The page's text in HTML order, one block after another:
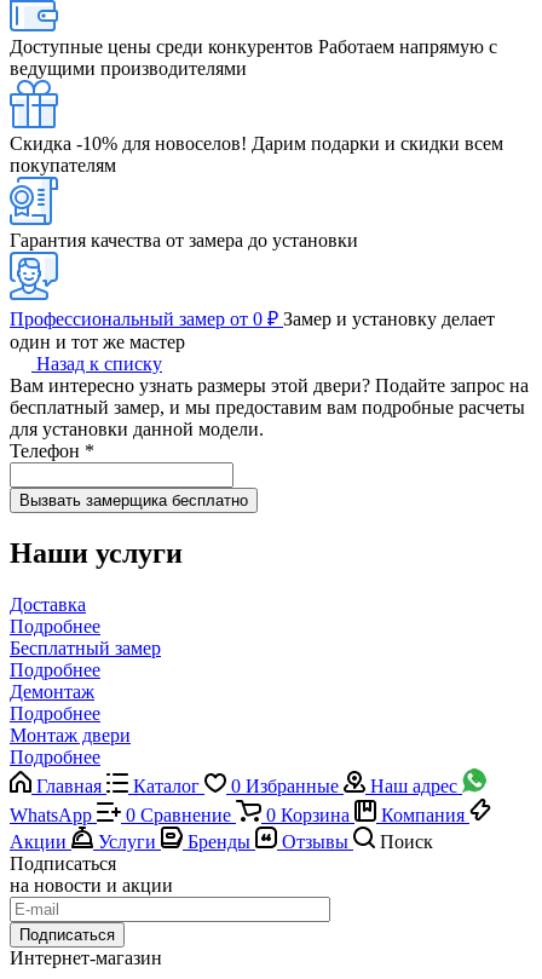
Доступные цены среди конкурентов Работаем напрямую с
ведущими производителями
Скидка -10% для новоселов! Дарим подарки и скидки всем
покупателям
Гарантия качества от замера до установки
Профессиональный замер от 0 ₽ Замер и установку делает
один и тот же мастер
Назад к списку
Вам интересно узнать размеры этой двери? Подайте запрос на
бесплатный замер, и мы предоставим вам подробные расчеты
для установки данной модели.
Телефон *
Наши услуги
Доставка
Подробнее
Бесплатный замер
Подробнее
Демонтаж
Подробнее
Монтаж двери
Подробнее
Главная
Каталог 0 Избранные
Наш адрес
WhatsApp
0 Сравнение 0 Корзина
Компания
Акции
Услуги Бренды Отзывы
Поиск
Подписаться
на новости и акции
Подписаться
Интернет-магазин